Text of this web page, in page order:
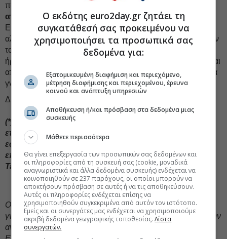
παρά το γεγονός ότι χρειάζεται να λάβουν
αποφάσεις, πριν να είναι διαθέσιμες όλες οι πληροφορίες.
Είναι ευέλικτοι και δείχνουν θάρρος όταν οι συνθήκες
αλλάζουν και αισθάνονται άνετα με την «ασάφεια». Οδηγούν
τους συναδέλφους μέσα από ένα χάος παραμένοντας
ήρεμοι, ακούγοντας προσεκτικά και ενεργώντας γρήγορα και
αποφασιστικά. Θα ήθελαν να μην υπάρχει «πόλεμος», αλλά
γνωρίζουν ότι κάτι τέτοιο δεν είναι εφικτό.
Δυστυχώς.
(*) Founder & CEO,
εταιρεία που δίνει έμφαση στις λύσεις και την άμεση
εφαρμογή τους στην καθημερινότητα των
επιχειρήσεων) Αντιπρόεδρος,AI CATALYST(Όμιλος
Τεχνητής Νοημοσύνης)
Oι απόψεις που διατυπώνονται σε ενυπόγραφο άρθρο
γνώμης ανήκουν στον συγγραφέα και δεν αντιπροσωπεύουν
αναγκαστικά, μερικώς ή στο σύνολο, απόψεις του
Ο εκδότης euro2day.gr ζητάει τη
συγκατάθεσή σας προκειμένου να
χρησιμοποιήσει τα προσωπικά σας
δεδομένα για:
Εξατομικευμένη διαφήμιση και περιεχόμενο,
μέτρηση διαφήμισης και περιεχομένου, έρευνα
κοινού και ανάπτυξη υπηρεσιών
Αποθήκευση ή/και πρόσβαση στα δεδομένα μιας
συσκευής
Μάθετε περισσότερα
Θα γίνει επεξεργασία των προσωπικών σας δεδομένων και
οι πληροφορίες από τη συσκευή σας (cookie, μοναδικά
αναγνωριστικά και άλλα δεδομένα συσκευής) ενδέχεται να
κοινοποιηθούν σε 237 παρόχους, οι οποίοι μπορούν να
αποκτήσουν πρόσβαση σε αυτές ή να τις αποθηκεύσουν.
Αυτές οι πληροφορίες ενδέχεται επίσης να
χρησιμοποιηθούν συγκεκριμένα από αυτόν τον ιστότοπο.
Εμείς και οι συνεργάτες μας ενδέχεται να χρησιμοποιούμε
ακριβή δεδομένα γεωγραφικής τοποθεσίας.Λίστα
συνεργατών.